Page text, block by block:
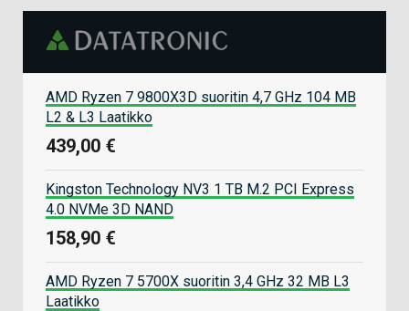
AMD Ryzen 7 9800X3D suoritin 4,7 GHz 104 MB
L2 & L3 Laatikko
439,00 €
Kingston Technology NV3 1 TB M.2 PCI Express
4.0 NVMe 3D NAND
158,90 €
AMD Ryzen 7 5700X suoritin 3,4 GHz 32 MB L3
Laatikko